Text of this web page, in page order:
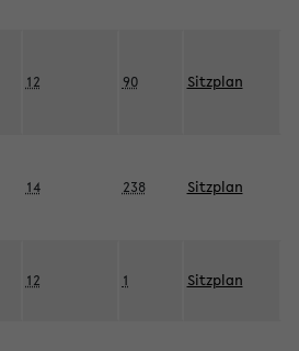
12 90 Sitzplan
14 238 Sitzplan
12 1 Sitzplan